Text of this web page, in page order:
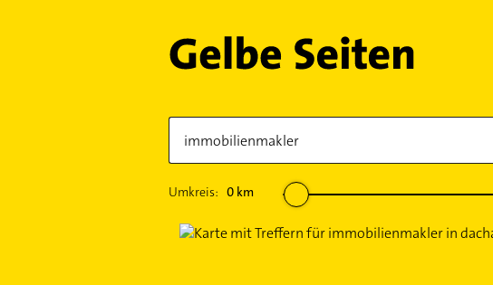
Umkreis: 0km